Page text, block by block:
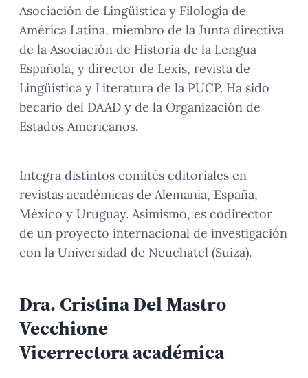
Asociación de Lingüística y Filología de
América Latina, miembro de la Junta directiva
de la Asociación de Historia de la Lengua
Española, y director de Lexis, revista de
Lingüística y Literatura de la PUCP. Ha sido
becario del DAAD y de la Organización de
Estados Americanos.
Integra distintos comités editoriales en
revistas académicas de Alemania, España,
México y Uruguay. Asimismo, es codirector
de un proyecto internacional de investigación
con la Universidad de Neuchatel (Suiza).
Dra. Cristina Del Mastro
Vecchione
Vicerrectora académica